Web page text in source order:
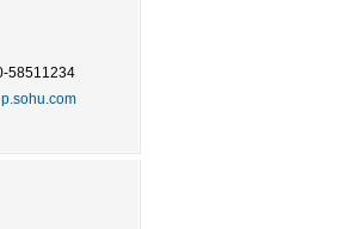
58511234